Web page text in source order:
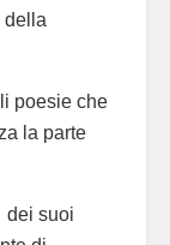
della
poesie che
la parte
dei suoi